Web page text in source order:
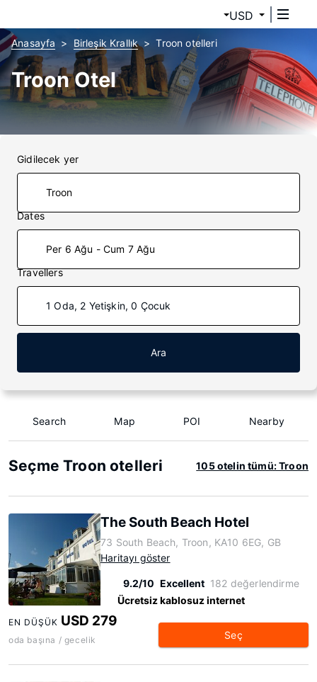
USD
Anasayfa Birleşik Krallık Troon otelleri
Troon Otel
Gidilecek yer
Dates
Per 6 Ağu - Cum 7 Ağu
Travellers
1 Oda, 2 Yetişkin, 0 Çocuk
Ara
Search Map POI Nearby
Seçme Troon otelleri 105 otelin tümü: Troon
The South Beach Hotel
73 South Beach, Troon, KA10 6EG, GB
Haritayı göster
9.2/10 Excellent 182 değerlendirme
Ücretsiz kablosuz internet
EN DÜŞÜK USD 279
oda başına / gecelik Seç